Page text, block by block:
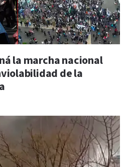
la marcha nacional
de la